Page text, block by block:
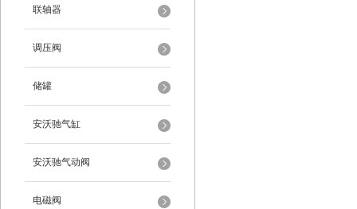
联轴器
调压阀
储罐
安沃驰气缸
安沃驰气动阀
电磁阀